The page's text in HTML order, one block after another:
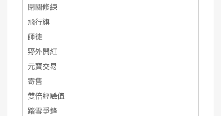
閉關修練
飛行旗
師徒
野外開紅
元寶交易
寄售
雙倍經驗值
踏雪爭鋒